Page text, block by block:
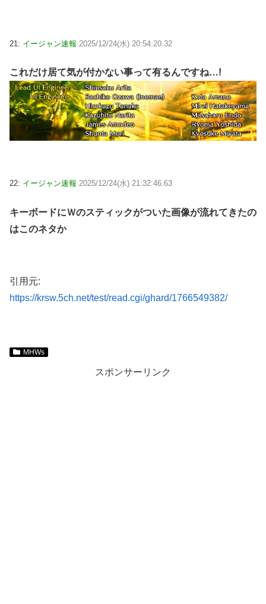
21: イージャン速報 2025/12/24(水) 20:54:20.32
これだけ居て気が付かない事って有るんですね…!
22: イージャン速報 2025/12/24(水) 21:32:46.63
キーボードにＷのスティックがついた画像が流れてきたの
はこのネタか
引用元:
https://krsw.5ch.net/test/read.cgi/ghard/1766549382/
MHWs
スポンサーリンク